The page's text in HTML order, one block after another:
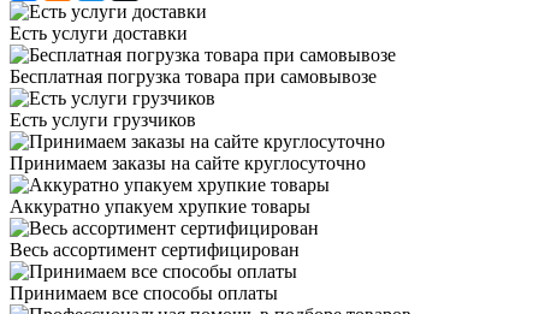
Есть услуги доставки
Бесплатная погрузка товара при самовывозе
Есть услуги грузчиков
Принимаем заказы на сайте круглосуточно
Аккуратно упакуем хрупкие товары
Весь ассортимент сертифицирован
Принимаем все способы оплаты